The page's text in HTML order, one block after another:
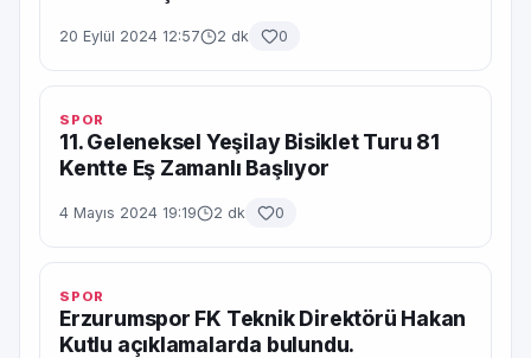
20 Eylül 2024 12:57 2 dk 0
SPOR
11. Geleneksel Yeşilay Bisiklet Turu 81
Kentte Eş Zamanlı Başlıyor
4 Mayıs 2024 19:19 2 dk 0
SPOR
Erzurumspor FK Teknik Direktörü Hakan
Kutlu açıklamalarda bulundu.